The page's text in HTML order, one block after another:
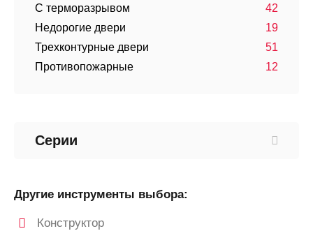
С терморазрывом
42
Недорогие двери
19
Трехконтурные двери
51
Противопожарные
12
Серии
Другие инструменты выбора:
Конструктор